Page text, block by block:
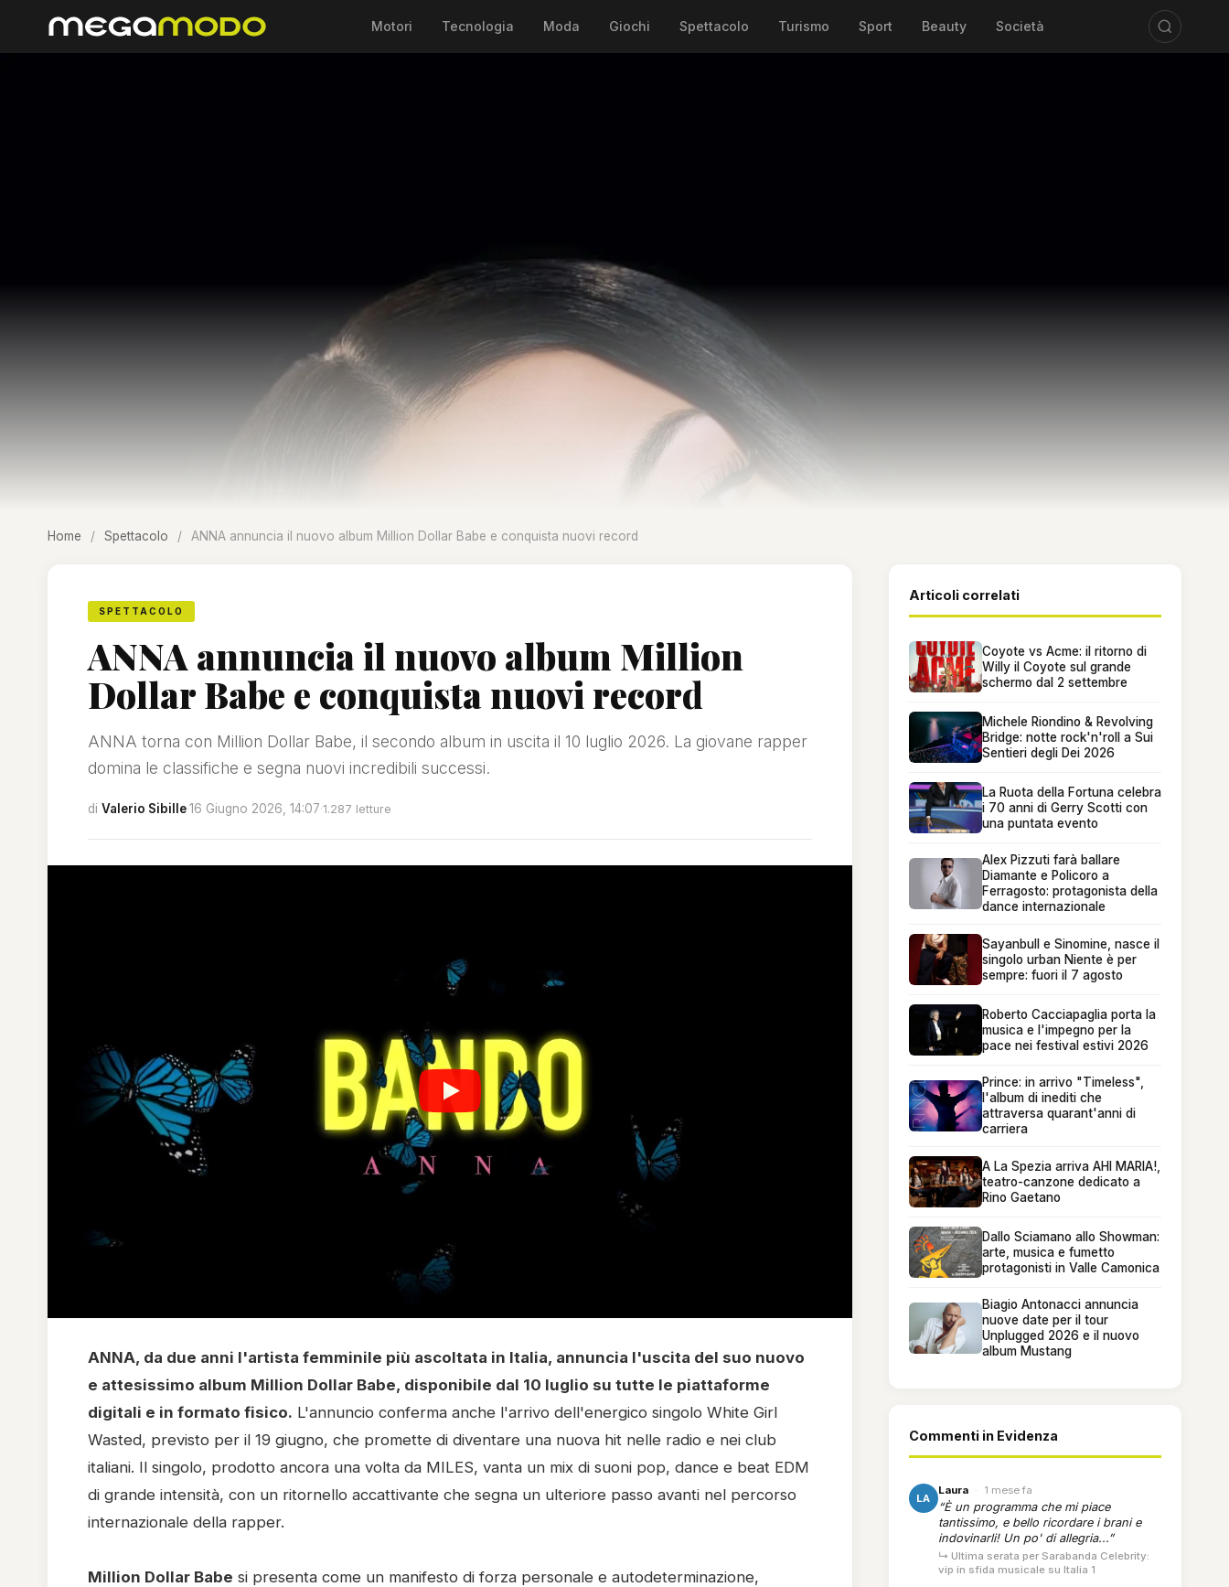
Motori Tecnologia Moda Giochi Spettacolo Turismo Sport Beauty Società
Home / Spettacolo / ANNA annuncia il nuovo album Million Dollar Babe e conquista nuovi record
SPETTACOLO
ANNA annuncia il nuovo album Million
Dollar Babe e conquista nuovi record
ANNA torna con Million Dollar Babe, il secondo album in uscita il 10 luglio 2026. La giovane rapper
domina le classifiche e segna nuovi incredibili successi.
di Valerio Sibille·16 Giugno 2026, 14:07·1.287 letture
ANNA, da due anni l'artista femminile più ascoltata in Italia, annuncia l'uscita del suo nuovo
e attesissimo album Million Dollar Babe, disponibile dal 10 luglio su tutte le piattaforme
digitali e in formato fisico. L'annuncio conferma anche l'arrivo dell'energico singolo White Girl
Wasted, previsto per il 19 giugno, che promette di diventare una nuova hit nelle radio e nei club
italiani. Il singolo, prodotto ancora una volta da MILES, vanta un mix di suoni pop, dance e beat EDM
di grande intensità, con un ritornello accattivante che segna un ulteriore passo avanti nel percorso
internazionale della rapper.
Million Dollar Babe si presenta come un manifesto di forza personale e autodeterminazione,
Articoli correlati
Coyote vs Acme: il ritorno di
Willy il Coyote sul grande
schermo dal 2 settembre
Michele Riondino & Revolving
Bridge: notte rock'n'roll a Sui
Sentieri degli Dei 2026
La Ruota della Fortuna celebra
i 70 anni di Gerry Scotti con
una puntata evento
Alex Pizzuti farà ballare
Diamante e Policoro a
Ferragosto: protagonista della
dance internazionale
Sayanbull e Sinomine, nasce il
singolo urban Niente è per
sempre: fuori il 7 agosto
Roberto Cacciapaglia porta la
musica e l'impegno per la
pace nei festival estivi 2026
Prince: in arrivo "Timeless",
l'album di inediti che
attraversa quarant'anni di
carriera
A La Spezia arriva AHI MARIA!,
teatro-canzone dedicato a
Rino Gaetano
Dallo Sciamano allo Showman:
arte, musica e fumetto
protagonisti in Valle Camonica
Biagio Antonacci annuncia
nuove date per il tour
Unplugged 2026 e il nuovo
album Mustang
Commenti in Evidenza
LA
Laura · 1 mese fa
“È un programma che mi piace
tantissimo, e bello ricordare i brani e
indovinarli! Un po' di allegria...”
↳ Ultima serata per Sarabanda Celebrity:
vip in sfida musicale su Italia 1